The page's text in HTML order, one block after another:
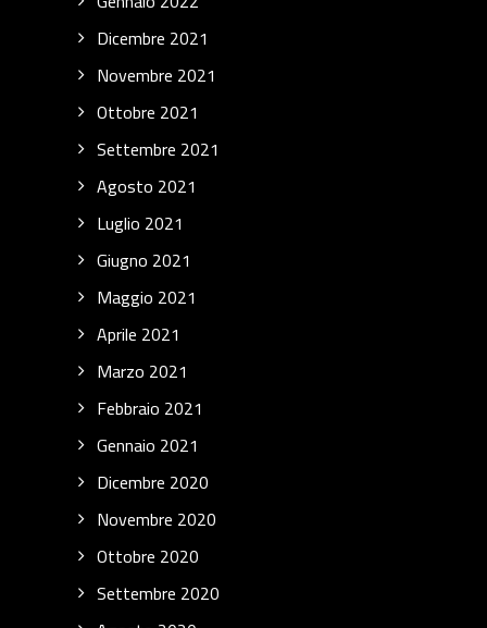
Dicembre 2021
Novembre 2021
Ottobre 2021
Settembre 2021
Agosto 2021
Luglio 2021
Giugno 2021
Maggio 2021
Aprile 2021
Marzo 2021
Febbraio 2021
Gennaio 2021
Dicembre 2020
Novembre 2020
Ottobre 2020
Settembre 2020